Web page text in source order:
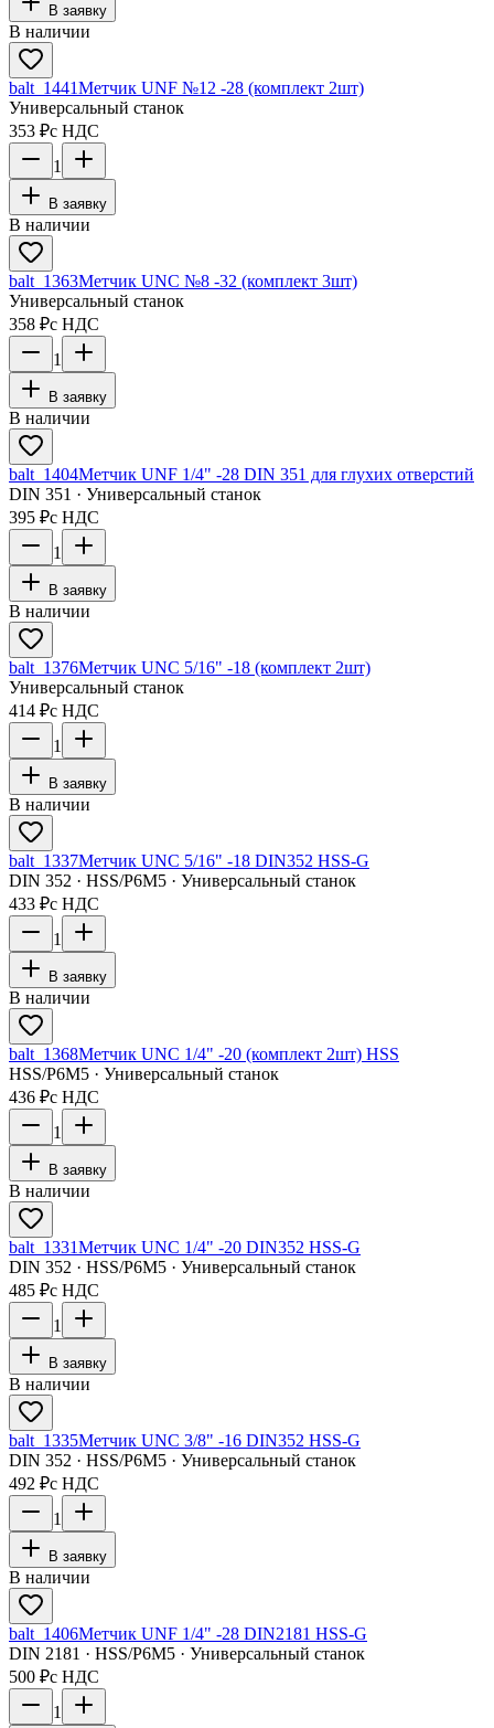
В заявку
В наличии
balt_1441Метчик UNF №12 -28 (комплект 2шт)
Универсальный станок
353 ₽с НДС
1
В заявку
В наличии
balt_1363Метчик UNC №8 -32 (комплект 3шт)
Универсальный станок
358 ₽с НДС
1
В заявку
В наличии
balt_1404Метчик UNF 1/4" -28 DIN 351 для глухих отверстий
DIN 351 · Универсальный станок
395 ₽с НДС
1
В заявку
В наличии
balt_1376Метчик UNC 5/16" -18 (комплект 2шт)
Универсальный станок
414 ₽с НДС
1
В заявку
В наличии
balt_1337Метчик UNC 5/16" -18 DIN352 HSS-G
DIN 352 · HSS/Р6М5 · Универсальный станок
433 ₽с НДС
1
В заявку
В наличии
balt_1368Метчик UNC 1/4" -20 (комплект 2шт) HSS
HSS/Р6М5 · Универсальный станок
436 ₽с НДС
1
В заявку
В наличии
balt_1331Метчик UNC 1/4" -20 DIN352 HSS-G
DIN 352 · HSS/Р6М5 · Универсальный станок
485 ₽с НДС
1
В заявку
В наличии
balt_1335Метчик UNC 3/8" -16 DIN352 HSS-G
DIN 352 · HSS/Р6М5 · Универсальный станок
492 ₽с НДС
1
В заявку
В наличии
balt_1406Метчик UNF 1/4" -28 DIN2181 HSS-G
DIN 2181 · HSS/Р6М5 · Универсальный станок
500 ₽с НДС
1